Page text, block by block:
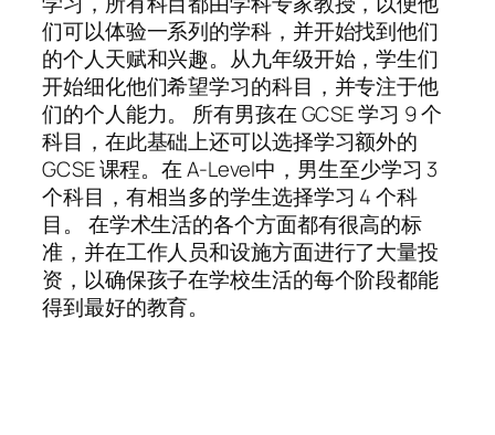
们可以体验一系列的学科，并开始找到他们
的个人天赋和兴趣。从九年级开始，学生们
开始细化他们希望学习的科目，并专注于他
们的个人能力。 所有男孩在 GCSE 学习 9 个
科目，在此基础上还可以选择学习额外的
GCSE 课程。在 A-Level中，男生至少学习 3
个科目，有相当多的学生选择学习 4 个科
目。 在学术生活的各个方面都有很高的标
准，并在工作人员和设施方面进行了大量投
资，以确保孩子在学校生活的每个阶段都能
得到最好的教育。